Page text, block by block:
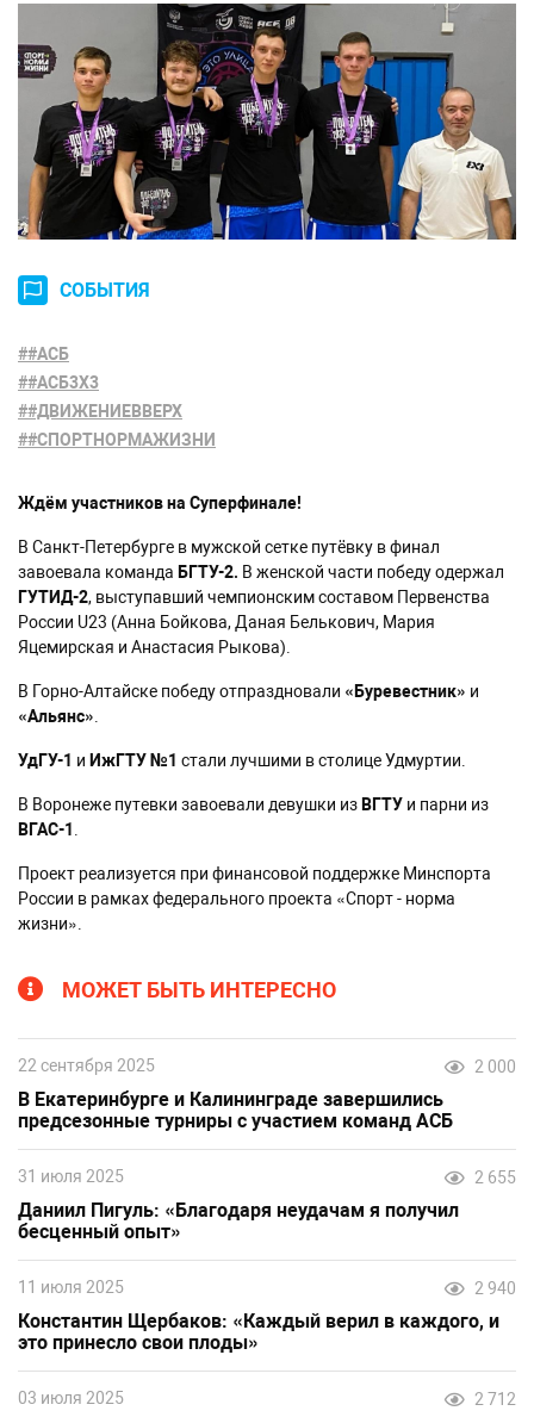
СОБЫТИЯ
##АСБ
##АСБ3X3
##ДВИЖЕНИЕВВЕРХ
##СПОРТНОРМАЖИЗНИ
Ждём участников на Суперфинале!
В Санкт-Петербурге в мужской сетке путёвку в финал
завоевала команда БГТУ-2. В женской части победу одержал
ГУТИД-2, выступавший чемпионским составом Первенства
России U23 (Анна Бойкова, Даная Белькович, Мария
Яцемирская и Анастасия Рыкова).
В Горно-Алтайске победу отпраздновали «Буревестник» и
«Альянс».
УдГУ-1 и ИжГТУ №1 стали лучшими в столице Удмуртии.
В Воронеже путевки завоевали девушки из ВГТУ и парни из
ВГАС-1 .
Проект реализуется при финансовой поддержке Минспорта
России в рамках федерального проекта «Спорт - норма
жизни».
МОЖЕТ БЫТЬ ИНТЕРЕСНО
22 сентября 2025 2 000
В Екатеринбурге и Калининграде завершились
предсезонные турниры с участием команд АСБ
31 июля 2025 2 655
Даниил Пигуль: «Благодаря неудачам я получил
бесценный опыт»
11 июля 2025 2 940
Константин Щербаков: «Каждый верил в каждого, и
это принесло свои плоды»
03 июля 2025 2 712